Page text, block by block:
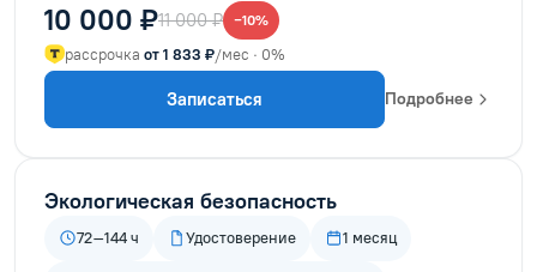
10 000 ₽11 000 ₽ −10%
рассрочка от 1 833 ₽/мес · 0%
Записаться Подробнее
Экологическая безопасность
72–144 ч Удостоверение 1 месяц